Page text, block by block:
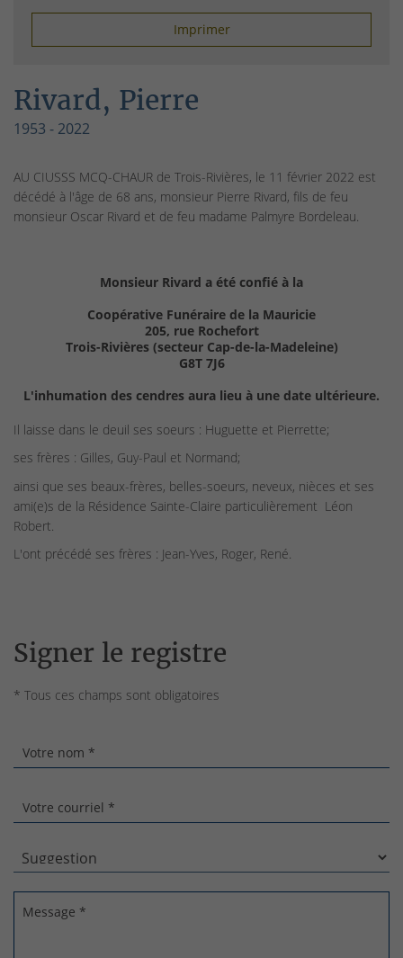
Imprimer
Rivard, Pierre
1953 - 2022
AU CIUSSS MCQ-CHAUR de Trois-Rivières, le 11 février 2022 est
décédé à l'âge de 68 ans, monsieur Pierre Rivard, fils de feu
monsieur Oscar Rivard et de feu madame Palmyre Bordeleau.
Monsieur Rivard a été confié à la
Coopérative Funéraire de la Mauricie
205, rue Rochefort
Trois-Rivières (secteur Cap-de-la-Madeleine)
G8T 7J6
L'inhumation des cendres aura lieu à une date ultérieure.
Il laisse dans le deuil ses soeurs : Huguette et Pierrette;
ses frères : Gilles, Guy-Paul et Normand;
ainsi que ses beaux-frères, belles-soeurs, neveux, nièces et ses
ami(e)s de la Résidence Sainte-Claire particulièrement Léon
Robert.
L'ont précédé ses frères : Jean-Yves, Roger, René.
Signer le registre
* Tous ces champs sont obligatoires
Votre nom *
Votre courriel *
Message *